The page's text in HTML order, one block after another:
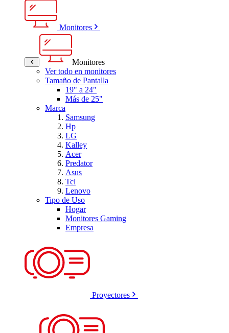
Monitores
Monitores
Ver todo en monitores
Tamaño de Pantalla
19" a 24"
Más de 25"
Marca
Samsung
Hp
LG
Kalley
Acer
Predator
Asus
Tcl
Lenovo
Tipo de Uso
Hogar
Monitores Gaming
Empresa
Proyectores